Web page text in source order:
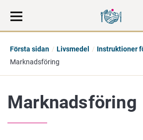
direkt
till
på
hela
Första sidan Livsmedel
Instruktioner
Marknadsföring
Marknadsföring